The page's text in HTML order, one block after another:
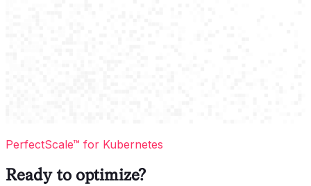
PerfectScale™ for Kubernetes
Ready to optimize?